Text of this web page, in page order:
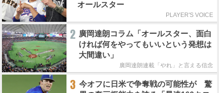
オールスター
PLAYER'S VOICE
2 廣岡達朗コラム「オールスター、面白
ければ何をやってもいいという発想は
大間違い」
廣岡達朗連載「やれ」と言える信念
3 今オフに日米で争奪戦の可能性が 驚